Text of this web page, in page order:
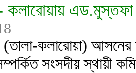
এড.মুস্তফা
(তালা-কলারোয়া)
সংসদীয় স্থায়ী